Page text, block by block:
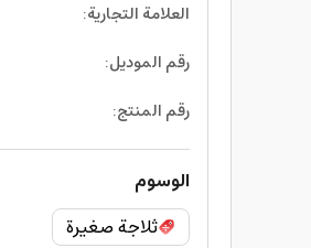
العلامة التجارية:
رقم الموديل:
رقم المنتج:
الوسوم
ثلاجة صغيرة